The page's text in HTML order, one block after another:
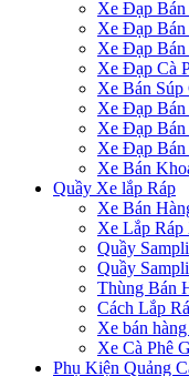
Xe Đạp Bán
Xe Đạp Bán
Xe Đạp
Xe Đạp Cà
Xe Bán Súp
Xe Đạp
Xe Đạp
Xe Đạp Bán
Xe Bán
Quầy Xe lắp Ráp
Xe Bán
Xe Lắp
Quầy
Quầy
Thùng Bán
Cách Lắp
Xe bán
Xe Cà Phê
Phụ Kiện Quảng